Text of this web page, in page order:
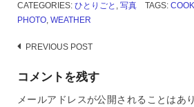
CATEGORIES: ひとりごと , 写真 TAGS:
PHOTO, WEATHER
Post
navigation
PREVIOUS POST
コメントを残す
メールアドレスが公開されることはあ